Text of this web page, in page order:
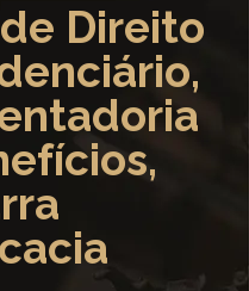
Direito